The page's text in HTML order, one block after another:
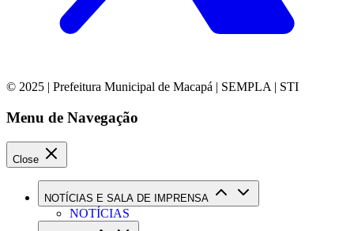
© 2025 | Prefeitura Municipal de Macapá | SEMPLA | STI
Menu de Navegação
Close
NOTÍCIAS E SALA DE IMPRENSA
NOTÍCIAS